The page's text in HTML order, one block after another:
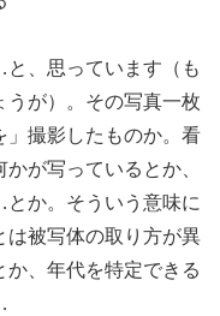
、思っています（も
うが）。その写真一枚
」撮影したものか。看
が写っているとか、
か。そういう意味に
は被写体の取り方が異
、年代を特定できる